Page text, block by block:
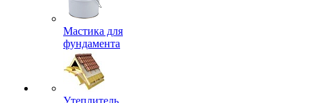
Мастика для
фундамента
Утеплитель